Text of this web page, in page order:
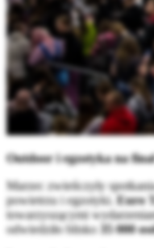
Outdoor i egzotyka na
Marzec zwieńczyły
powietrzu i egzotyki. Euro
towarzyszącymi
odwiedziło blisko 35 000